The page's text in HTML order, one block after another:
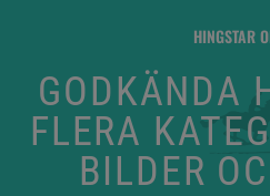
HINGSTAR
GODKÄNDA
FLERA
BILDER